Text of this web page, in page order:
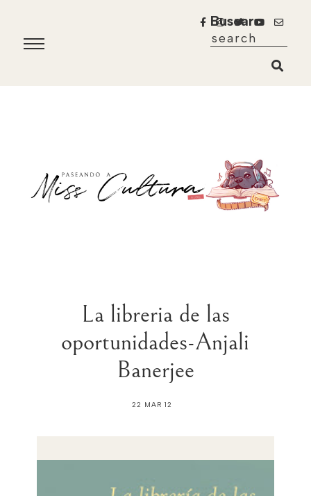
Buscar
La libreria de las
oportunidades-Anjali
Banerjee
22 MAR 12